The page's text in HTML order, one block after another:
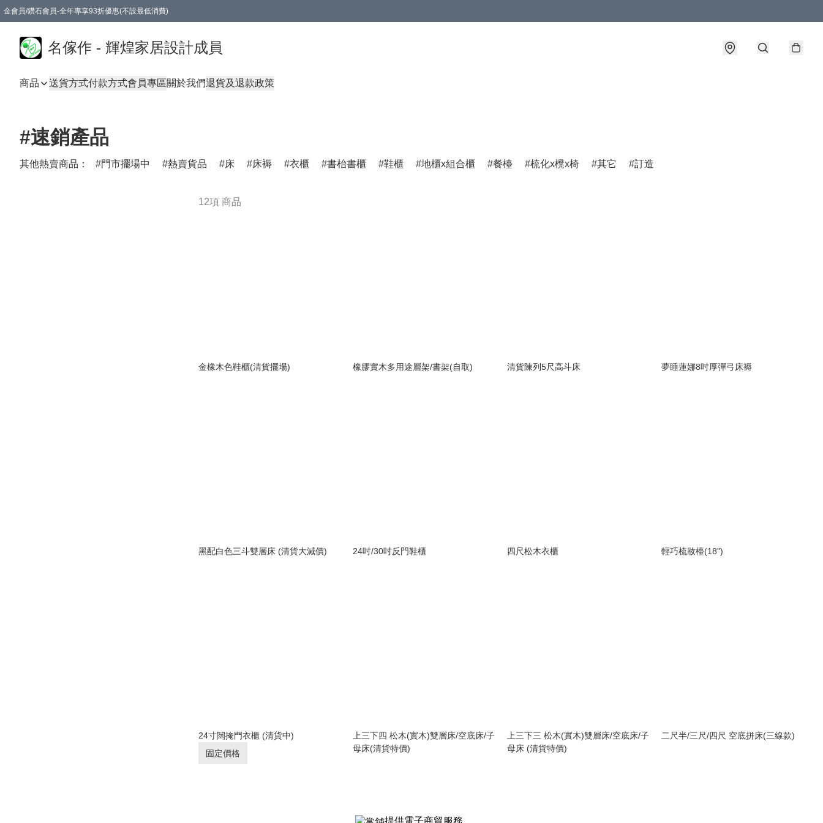
金會員/鑽石會員-全年專享93折優惠(不設最低消費)
名傢作 - 輝煌家居設計成員
商品 送貨方式付款方式會員專區關於我們退貨及退款政策
#速銷產品
其他熱賣商品： 門市擺場中 熱賣貨品 床 床褥 衣櫃 書枱書櫃 鞋櫃 地櫃x組合櫃 餐檯 梳化x櫈x椅 其它 訂造
12項 商品
金橡木色鞋櫃(清貨擺場) 橡膠實木多用途層架/書架(自取) 清貨陳列5尺高斗床 夢睡蓮娜8吋厚彈弓床褥
黑配白色三斗雙層床 (清貨大減價) 24吋/30吋反門鞋櫃 四尺松木衣櫃 輕巧梳妝檯(18")
24寸闊掩門衣櫃 (清貨中)
固定價格
上三下四 松木(實木)雙層床/空底床/子
母床(清貨特價)
上三下三 松木(實木)雙層床/空底床/子
母床 (清貨特價)
二尺半/三尺/四尺 空底拼床(三線款)
提供電子商貿服務